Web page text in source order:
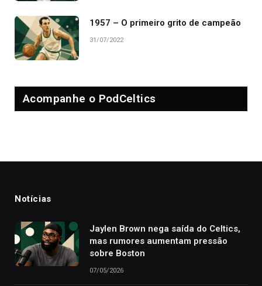
1957 – O primeiro grito de campeão
31/07/2022
Acompanhe o PodCeltics
Notícias
Jaylen Brown nega saída do Celtics,
mas rumores aumentam pressão
sobre Boston
07/05/2026